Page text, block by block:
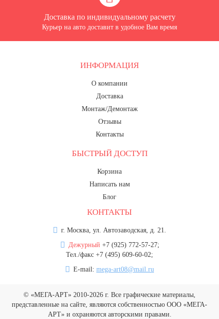
Доставка по индивидуальному расчету
Курьер на авто доставит в удобное Вам время
ИНФОРМАЦИЯ
О компании
Доставка
Монтаж/Демонтаж
Отзывы
Контакты
БЫСТРЫЙ ДОСТУП
Корзина
Написать нам
Блог
КОНТАКТЫ
г. Москва, ул. Автозаводская, д. 21.
Дежурный +7 (925) 772-57-27;
Тел./факс +7 (495) 609-60-02;
E-mail: mega-art08@mail.ru
© «МЕГА-АРТ» 2010-2026 г. Все графические материалы,
представленные на сайте, являются собственностью ООО «МЕГА-
АРТ» и охраняются авторскими правами.